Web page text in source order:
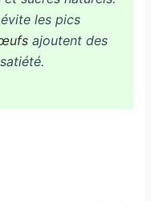
les pics
ajoutent des